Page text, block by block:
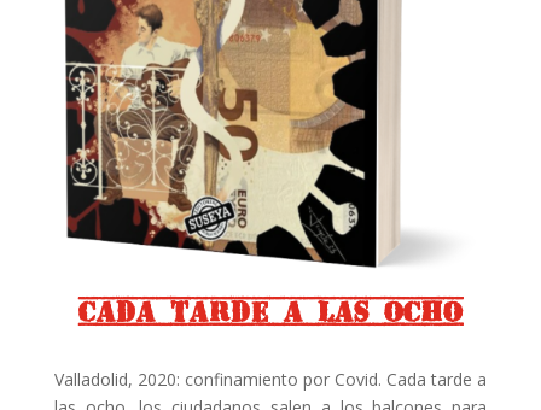
Cada tarde a las ocho
Valladolid, 2020: confinamiento por Covid. Cada tarde a